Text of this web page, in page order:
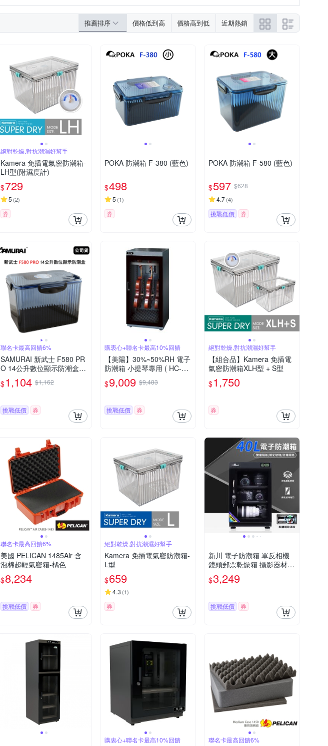
推薦排序 價格低到高 價格高到低 近期熱銷
絕對乾燥,對抗潮濕好幫手
Kamera 免插電氣密防潮箱-
LH型(附濕度計)
$729
5 (2)
券
POKA 防潮箱 F-380 (藍色)
$498
5 (1)
券
POKA 防潮箱 F-580 (藍色)
$597 $628
4.7(4)
挑戰低價 券
聯名卡最高回饋6%
SAMURAI 新武士 F580 PR
O 14公升數位顯示防潮盒
(公司貨)
$1,104 $1,162
挑戰低價 券
購衷心+聯名卡最高10%回饋
【美陽】30%~50%RH 電子
防潮箱 小提琴專用 ( HC-19
0M )
$9,009 $9,483
挑戰低價 券
絕對乾燥,對抗潮濕好幫手
【組合品】Kamera 免插電
氣密防潮箱XLH型 + S型
$1,750
券
聯名卡最高回饋6%
美國 PELICAN 1485Air 含
泡棉超輕氣密箱-橘色
$8,234
挑戰低價 券
絕對乾燥,對抗潮濕好幫手
Kamera 免插電氣密防潮箱-
L型
$659
4.3 (1)
券
新川 電子防潮箱 單反相機
鏡頭郵票乾燥箱 攝影器材除
吸濕卡櫃
$3,249
挑戰低價 券
購衷心+聯名卡最高10%回饋 聯名卡最高回饋6%